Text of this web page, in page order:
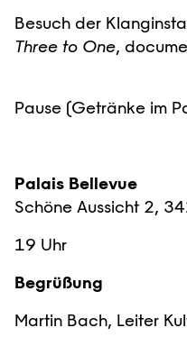
Besuch der
Three to One,
Pause (Getränke im
Palais Bellevue
Schöne Aussicht 2,
19 Uhr
Begrüßung
Martin Bach, Leiter